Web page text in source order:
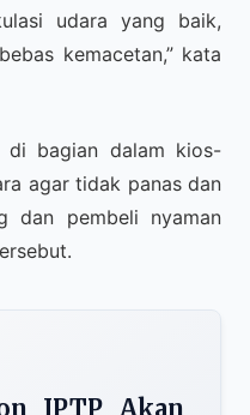
udara yang baik,
kemacetan,” kata
di bagian dalam kios-
agar tidak panas dan
dan pembeli nyaman
JPTP Akan